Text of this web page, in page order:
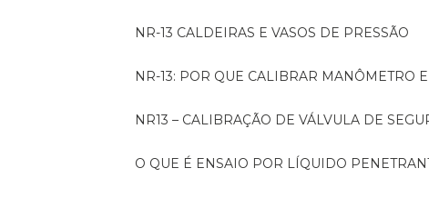
NR-13 CALDEIRAS E VASOS DE PRESSÃO
NR-13: POR QUE CALIBRAR MANÔMETRO
NR13 – CALIBRAÇÃO DE VÁLVULA DE
O QUE É ENSAIO POR LÍQUIDO